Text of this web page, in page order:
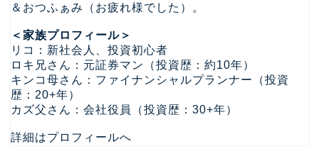
＆おつふぁみ（お疲れ様でした）。
＜家族プロフィール＞
リコ：新社会人、投資初心者
ロキ兄さん：元証券マン（投資歴：約10年）
キンコ母さん：ファイナンシャルプランナー（投資
歴：20+年）
カズ父さん：会社役員（投資歴：30+年）
詳細はプロフィールへ